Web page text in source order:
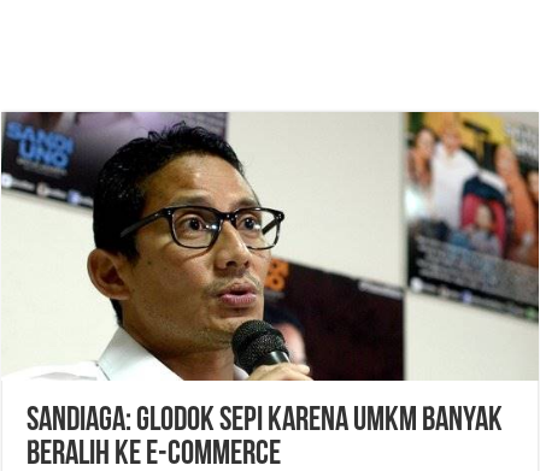
Sandiaga: Glodok Sepi Karena UMKM Banyak
Beralih ke E-Commerce